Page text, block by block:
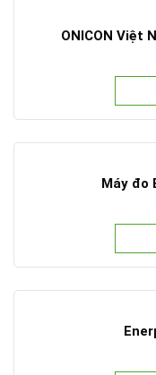
ONICON Việt
Máy đo